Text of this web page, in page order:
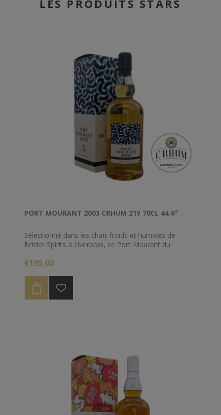
LES PRODUITS STARS
PORT MOURANT 2003 CRHUM 21Y 70CL 44.6°
Sélectionné dans les chais froids et humides de
Bristol Spirits à Liverpool, ce Port Mourant du
vieillissement continental de 21 ans !
Cette lente maturation a abaissé naturellement le
niveau de ce rhum à 44.6%, préservant la
concentration de ses arômes pour un plaisir intacte.
€195,00